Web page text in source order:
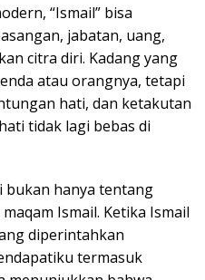
“Ismail” bisa
jabatan, uang,
citra diri. Kadang yang
atau orangnya, tetapi
hati, dan ketakutan
tidak lagi bebas di
bukan hanya tentang
Ismail. Ketika Ismail
diperintahkan
termasuk